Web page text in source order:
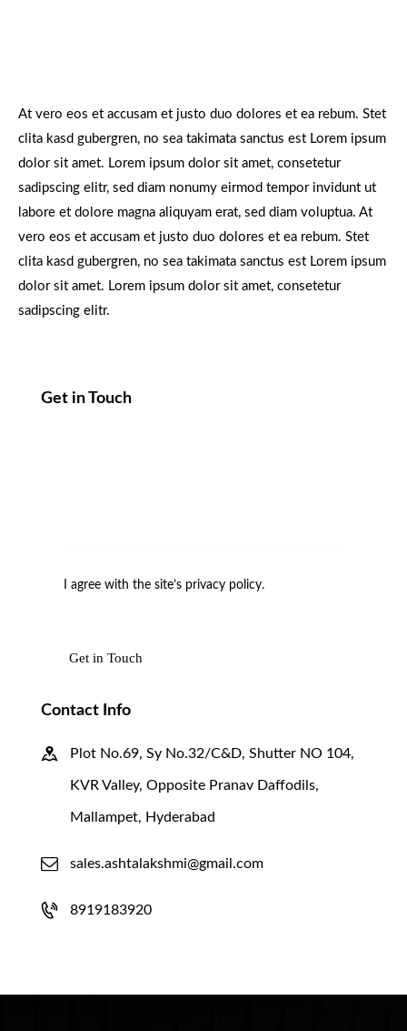
At vero eos et accusam et justo duo dolores et ea rebum. Stet
clita kasd gubergren, no sea takimata sanctus est Lorem ipsum
dolor sit amet. Lorem ipsum dolor sit amet, consetetur
sadipscing elitr, sed diam nonumy eirmod tempor invidunt ut
labore et dolore magna aliquyam erat, sed diam voluptua. At
vero eos et accusam et justo duo dolores et ea rebum. Stet
clita kasd gubergren, no sea takimata sanctus est Lorem ipsum
dolor sit amet. Lorem ipsum dolor sit amet, consetetur
sadipscing elitr.
Get in Touch
I agree with the site’s privacy policy.
Contact Info
Plot No.69, Sy No.32/C&D, Shutter NO 104,
KVR Valley, Opposite Pranav Daffodils,
Mallampet, Hyderabad
sales.ashtalakshmi@gmail.com
8919183920